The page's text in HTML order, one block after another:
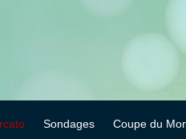
Sondages Coupe du